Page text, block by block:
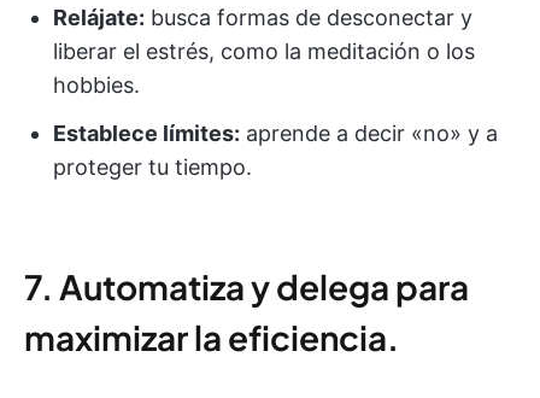
Relájate: busca formas de desconectar y
liberar el estrés, como la meditación o los
hobbies.
Establece límites: aprende a decir «no» y a
proteger tu tiempo.
7. Automatiza y delega para
maximizar la eficiencia.